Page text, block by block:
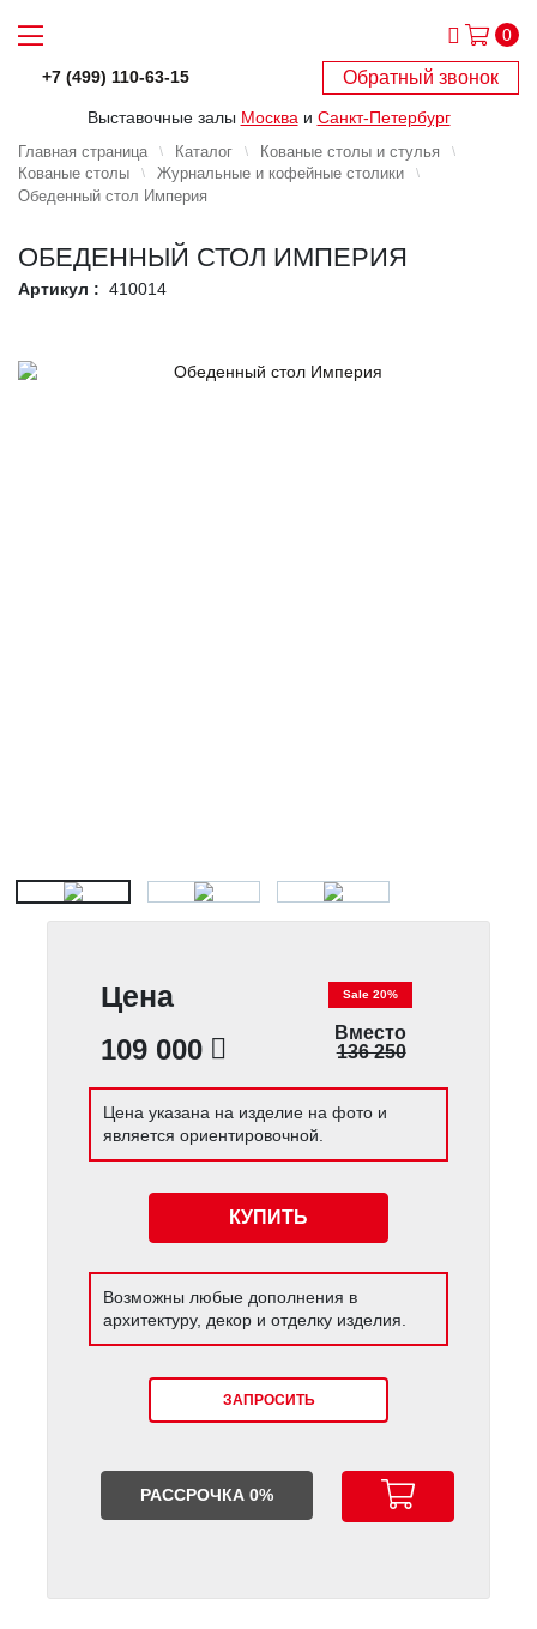
0
+7 (499) 110-63-15 Обратный звонок
Выставочные залы Москва и Санкт-Петербург
Главная страница Каталог
Кованые столы и стулья
Кованые столы
Журнальные и кофейные столики
Обеденный стол Империя
ОБЕДЕННЫЙ СТОЛ ИМПЕРИЯ
Артикул : 410014
Цена
109 000
Sale 20%
Вместо
136 250
Цена указана на изделие на фото и
является ориентировочной.
КУПИТЬ
Возможны любые дополнения в
архитектуру, декор и отделку изделия.
ЗАПРОСИТЬ
РАССРОЧКА 0%